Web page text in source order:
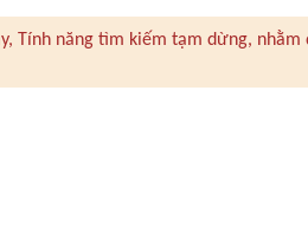
Tính năng tìm kiếm tạm dừng,